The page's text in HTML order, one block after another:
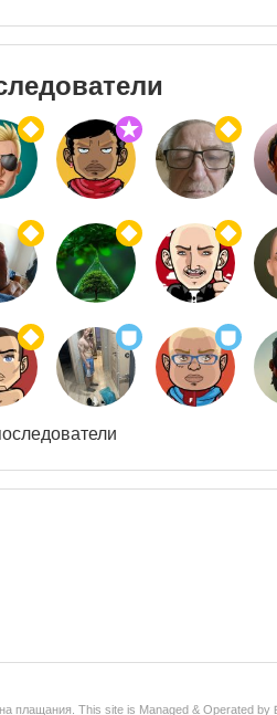
плащания. This site is Managed & Operated by